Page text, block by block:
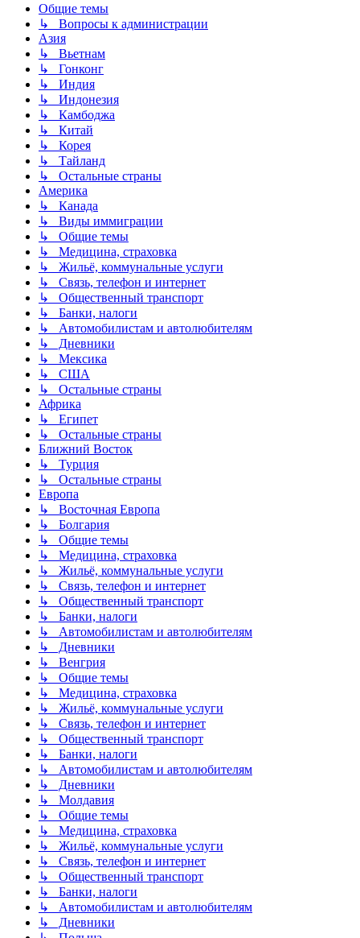
Общие темы
↳ Вопросы к администрации
Азия
↳ Вьетнам
↳ Гонконг
↳ Индия
↳ Индонезия
↳ Камбоджа
↳ Китай
↳ Корея
↳ Тайланд
↳ Остальные страны
Америка
↳ Канада
↳ Виды иммиграции
↳ Общие темы
↳ Медицина, страховка
↳ Жильё, коммунальные услуги
↳ Связь, телефон и интернет
↳ Общественный транспорт
↳ Банки, налоги
↳ Автомобилистам и автолюбителям
↳ Дневники
↳ Мексика
↳ США
↳ Остальные страны
Африка
↳ Египет
↳ Остальные страны
Ближний Восток
↳ Турция
↳ Остальные страны
Европа
↳ Восточная Европа
↳ Болгария
↳ Общие темы
↳ Медицина, страховка
↳ Жильё, коммунальные услуги
↳ Связь, телефон и интернет
↳ Общественный транспорт
↳ Банки, налоги
↳ Автомобилистам и автолюбителям
↳ Дневники
↳ Венгрия
↳ Общие темы
↳ Медицина, страховка
↳ Жильё, коммунальные услуги
↳ Связь, телефон и интернет
↳ Общественный транспорт
↳ Банки, налоги
↳ Автомобилистам и автолюбителям
↳ Дневники
↳ Молдавия
↳ Общие темы
↳ Медицина, страховка
↳ Жильё, коммунальные услуги
↳ Связь, телефон и интернет
↳ Общественный транспорт
↳ Банки, налоги
↳ Автомобилистам и автолюбителям
↳ Дневники